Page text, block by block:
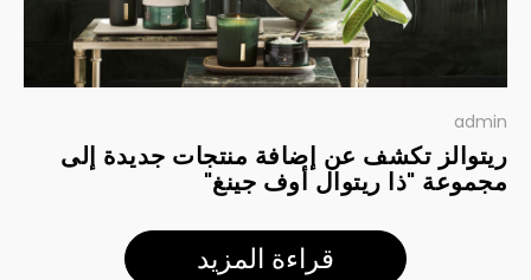
admin
ريتوالز تكشف عن إضافة منتجات جديدة إلى
مجموعة "ذا ريتوال أوف جينغ"
قراءة المزيد